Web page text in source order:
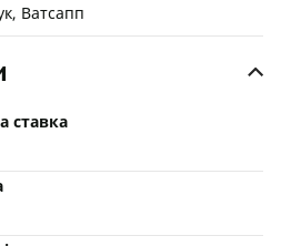
Ватсапп
ставка